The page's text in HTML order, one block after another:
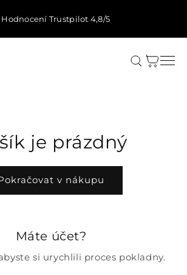
Hodnocení Trustpilot 4,8/5
Košík
je prázdný
v nákupu
Máte účet?
si urychlili proces pokladny.